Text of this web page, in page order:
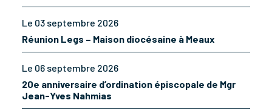
Le 03 septembre 2026
Réunion Legs – Maison diocésaine à Meaux
Le 06 septembre 2026
20e anniversaire d’ordination épiscopale de Mgr
Jean-Yves Nahmias